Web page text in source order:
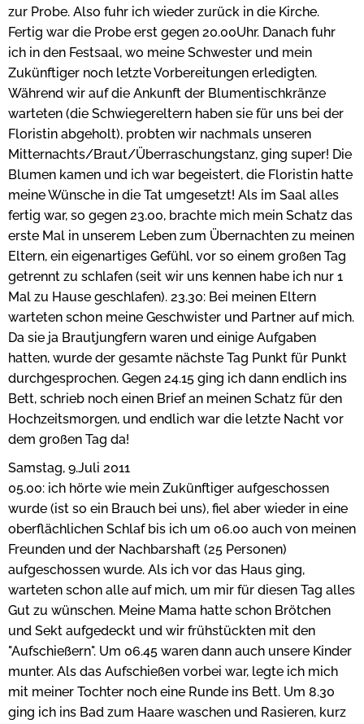
zur Probe. Also fuhr ich wieder zurück in die Kirche.
Fertig war die Probe erst gegen 20.00Uhr. Danach fuhr
ich in den Festsaal, wo meine Schwester und mein
Zukünftiger noch letzte Vorbereitungen erledigten.
Während wir auf die Ankunft der Blumentischkränze
warteten (die Schwiegereltern haben sie für uns bei der
Floristin abgeholt), probten wir nachmals unseren
Mitternachts/Braut/Überraschungstanz, ging super! Die
Blumen kamen und ich war begeistert, die Floristin hatte
meine Wünsche in die Tat umgesetzt! Als im Saal alles
fertig war, so gegen 23.00, brachte mich mein Schatz das
erste Mal in unserem Leben zum Übernachten zu meinen
Eltern, ein eigenartiges Gefühl, vor so einem großen Tag
getrennt zu schlafen (seit wir uns kennen habe ich nur 1
Mal zu Hause geschlafen). 23.30: Bei meinen Eltern
warteten schon meine Geschwister und Partner auf mich.
Da sie ja Brautjungfern waren und einige Aufgaben
hatten, wurde der gesamte nächste Tag Punkt für Punkt
durchgesprochen. Gegen 24.15 ging ich dann endlich ins
Bett, schrieb noch einen Brief an meinen Schatz für den
Hochzeitsmorgen, und endlich war die letzte Nacht vor
dem großen Tag da!
Samstag, 9.Juli 2011
05.00: ich hörte wie mein Zukünftiger aufgeschossen
wurde (ist so ein Brauch bei uns), fiel aber wieder in eine
oberflächlichen Schlaf bis ich um 06.00 auch von meinen
Freunden und der Nachbarshaft (25 Personen)
aufgeschossen wurde. Als ich vor das Haus ging,
warteten schon alle auf mich, um mir für diesen Tag alles
Gut zu wünschen. Meine Mama hatte schon Brötchen
und Sekt aufgedeckt und wir frühstückten mit den
"Aufschießern". Um 06.45 waren dann auch unsere Kinder
munter. Als das Aufschießen vorbei war, legte ich mich
mit meiner Tochter noch eine Runde ins Bett. Um 8.30
ging ich ins Bad zum Haare waschen und Rasieren, kurz